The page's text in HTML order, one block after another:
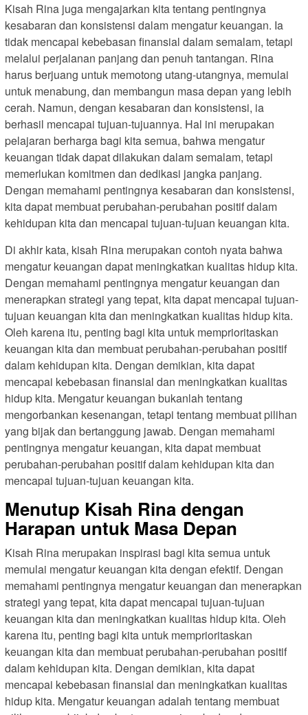
Kisah Rina juga mengajarkan kita tentang pentingnya
kesabaran dan konsistensi dalam mengatur keuangan. Ia
tidak mencapai kebebasan finansial dalam semalam, tetapi
melalui perjalanan panjang dan penuh tantangan. Rina
harus berjuang untuk memotong utang-utangnya, memulai
untuk menabung, dan membangun masa depan yang lebih
cerah. Namun, dengan kesabaran dan konsistensi, ia
berhasil mencapai tujuan-tujuannya. Hal ini merupakan
pelajaran berharga bagi kita semua, bahwa mengatur
keuangan tidak dapat dilakukan dalam semalam, tetapi
memerlukan komitmen dan dedikasi jangka panjang.
Dengan memahami pentingnya kesabaran dan konsistensi,
kita dapat membuat perubahan-perubahan positif dalam
kehidupan kita dan mencapai tujuan-tujuan keuangan kita.
Di akhir kata, kisah Rina merupakan contoh nyata bahwa
mengatur keuangan dapat meningkatkan kualitas hidup kita.
Dengan memahami pentingnya mengatur keuangan dan
menerapkan strategi yang tepat, kita dapat mencapai tujuan-
tujuan keuangan kita dan meningkatkan kualitas hidup kita.
Oleh karena itu, penting bagi kita untuk memprioritaskan
keuangan kita dan membuat perubahan-perubahan positif
dalam kehidupan kita. Dengan demikian, kita dapat
mencapai kebebasan finansial dan meningkatkan kualitas
hidup kita. Mengatur keuangan bukanlah tentang
mengorbankan kesenangan, tetapi tentang membuat pilihan
yang bijak dan bertanggung jawab. Dengan memahami
pentingnya mengatur keuangan, kita dapat membuat
perubahan-perubahan positif dalam kehidupan kita dan
mencapai tujuan-tujuan keuangan kita.
Menutup Kisah Rina dengan
Harapan untuk Masa Depan
Kisah Rina merupakan inspirasi bagi kita semua untuk
memulai mengatur keuangan kita dengan efektif. Dengan
memahami pentingnya mengatur keuangan dan menerapkan
strategi yang tepat, kita dapat mencapai tujuan-tujuan
keuangan kita dan meningkatkan kualitas hidup kita. Oleh
karena itu, penting bagi kita untuk memprioritaskan
keuangan kita dan membuat perubahan-perubahan positif
dalam kehidupan kita. Dengan demikian, kita dapat
mencapai kebebasan finansial dan meningkatkan kualitas
hidup kita. Mengatur keuangan adalah tentang membuat